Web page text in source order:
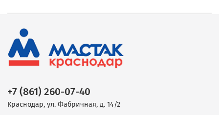
+7 (861) 260-07-40
Краснодар, ул. Фабричная, д. 14/2